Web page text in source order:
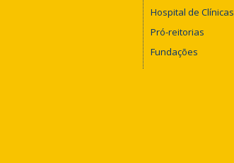
Hospital de Clínicas
Pró-reitorias
Fundações